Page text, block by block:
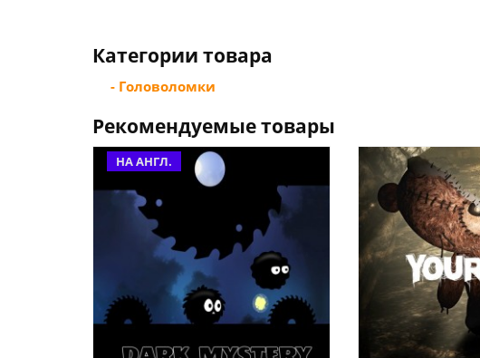
Категории товара
- Головоломки
Рекомендуемые товары
НА АНГЛ.